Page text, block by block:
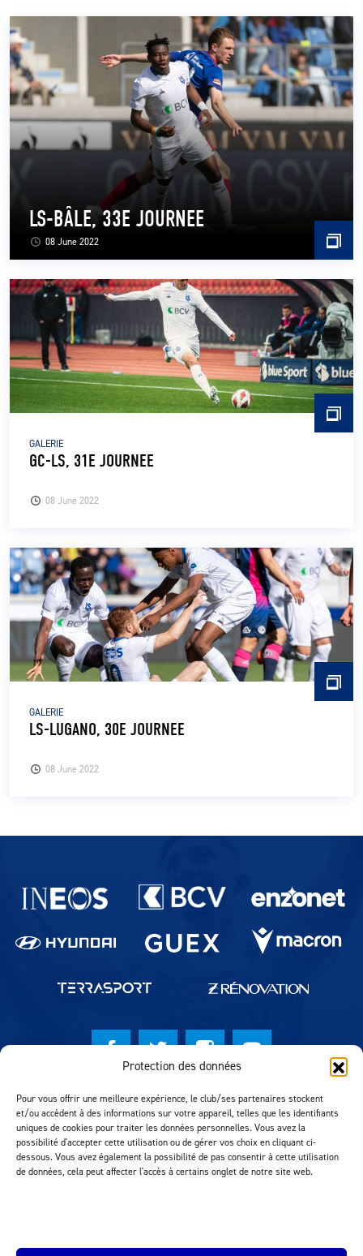
Protection des données
Pour vous offrir une meilleure expérience, le club/ses partenaires stockent
et/ou accèdent à des informations sur votre appareil, telles que les identifiants
uniques de cookies pour traiter les données personnelles. Vous avez la
possibilité d'accepter cette utilisation ou de gérer vos choix en cliquant ci-
dessous. Vous avez également la possibilité de pas consentir à cette utilisation
de données, cela peut affecter l'accès à certains onglet de notre site web.
LS ACADEMY CAMPS
MATCH DES CELEBRITES
PRESSE ET MEDIAS
08 June 2022
LS-BÂLE, 33E JOURNEE
08 June 2022
GALERIE
GC-LS, 31E JOURNEE
08 June 2022
GALERIE
LS-LUGANO, 30E JOURNEE
Partenaires du lausanne-Sport
© Lausanne Sport Football Club 2026
Réalisation MTM Agency